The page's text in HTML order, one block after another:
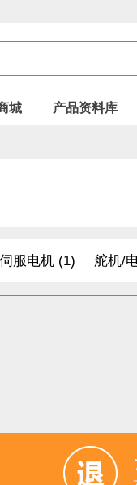
城 产品资料库
伺服电机 (1) 舵机/
扩展板 (14) 声音
电流传感器 (5) 电